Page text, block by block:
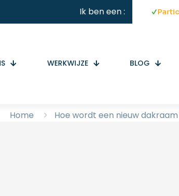
Ik ben een :
WERKWIJZE BLOG
Home Hoe wordt een nieuw